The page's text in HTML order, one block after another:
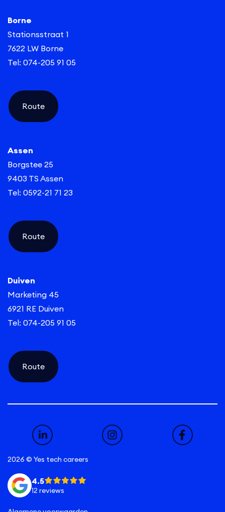
Borne
Stationsstraat 1
7622 LW Borne
Tel: 074-205 91 05
Route
Assen
Borgstee 25
9403 TS Assen
Tel: 0592-21 71 23
Route
Duiven
Marketing 45
6921 RE Duiven
Tel: 074-205 91 05
Route
2026 © Yes tech careers
4.5
12 reviews